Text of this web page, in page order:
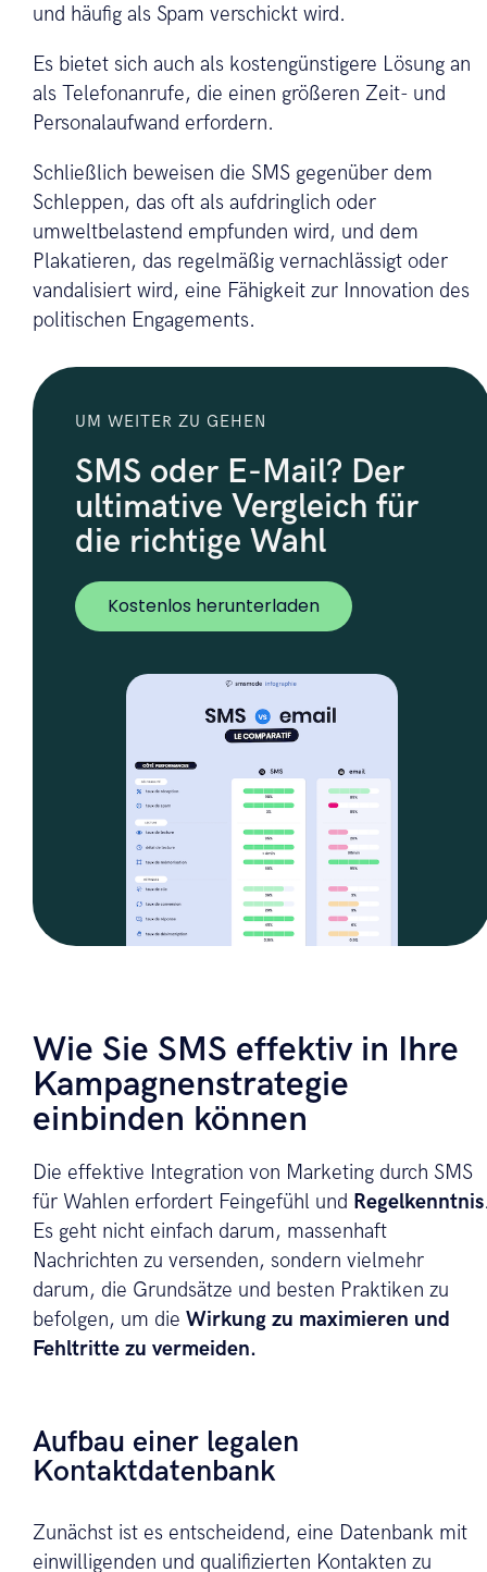
und häufig als Spam verschickt wird.
Es bietet sich auch als kostengünstigere Lösung an
als Telefonanrufe, die einen größeren Zeit- und
Personalaufwand erfordern.
Schließlich beweisen die SMS gegenüber dem
Schleppen, das oft als aufdringlich oder
umweltbelastend empfunden wird, und dem
Plakatieren, das regelmäßig vernachlässigt oder
vandalisiert wird, eine Fähigkeit zur Innovation des
politischen Engagements.
UM WEITER ZU GEHEN
SMS oder E-Mail? Der
ultimative Vergleich für
die richtige Wahl
Kostenlos herunterladen
Wie Sie SMS effektiv in Ihre
Kampagnenstrategie
einbinden können
Die effektive Integration von Marketing durch SMS
für Wahlen erfordert Feingefühl und Regelkenntnis
Es geht nicht einfach darum, massenhaft
Nachrichten zu versenden, sondern vielmehr
darum, die Grundsätze und besten Praktiken zu
befolgen, um die Wirkung zu maximieren und
Fehltritte zu vermeiden.
Aufbau einer legalen
Kontaktdatenbank
Zunächst ist es entscheidend, eine Datenbank mit
einwilligenden und qualifizierten Kontakten zu